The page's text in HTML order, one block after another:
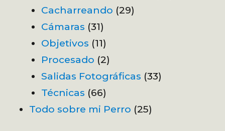
Cacharreando (29)
Cámaras (31)
Objetivos (11)
Procesado (2)
Salidas Fotográficas (33)
Técnicas (66)
Todo sobre mi Perro (25)